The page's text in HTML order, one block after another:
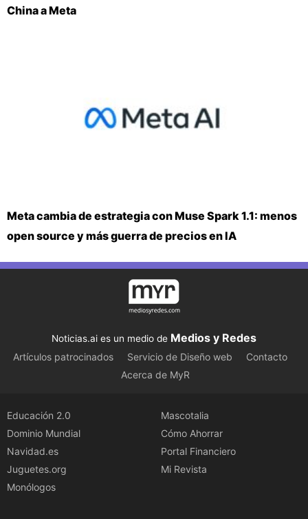
China a Meta
Meta cambia de estrategia con Muse Spark 1.1: menos
open source y más guerra de precios en IA
Noticias.ai es un medio de Medios y Redes
Artículos patrocinados Servicio de Diseño web
Contacto
Acerca de MyR
Educación 2.0
Dominio Mundial
Navidad.es
Juguetes.org
Monólogos
Mascotalia
Cómo Ahorrar
Portal Financiero
Mi Revista